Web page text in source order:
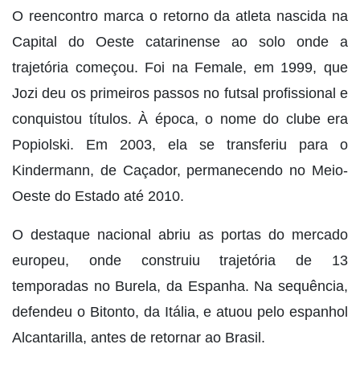
O reencontro marca o retorno da atleta nascida na
Capital do Oeste catarinense ao solo onde a
trajetória começou. Foi na Female, em 1999, que
Jozi deu os primeiros passos no futsal profissional e
conquistou títulos. À época, o nome do clube era
Popiolski. Em 2003, ela se transferiu para o
Kindermann, de Caçador, permanecendo no Meio-
Oeste do Estado até 2010.
O destaque nacional abriu as portas do mercado
europeu, onde construiu trajetória de 13
temporadas no Burela, da Espanha. Na sequência,
defendeu o Bitonto, da Itália, e atuou pelo espanhol
Alcantarilla, antes de retornar ao Brasil.